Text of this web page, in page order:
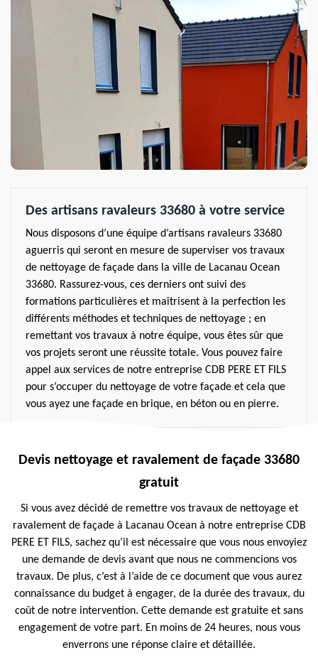
Des artisans ravaleurs 33680 à votre service
Nous disposons d’une équipe d’artisans ravaleurs 33680
aguerris qui seront en mesure de superviser vos travaux
de nettoyage de façade dans la ville de Lacanau Ocean
33680. Rassurez-vous, ces derniers ont suivi des
formations particulières et maîtrisent à la perfection les
différents méthodes et techniques de nettoyage ; en
remettant vos travaux à notre équipe, vous êtes sûr que
vos projets seront une réussite totale. Vous pouvez faire
appel aux services de notre entreprise CDB PERE ET FILS
pour s’occuper du nettoyage de votre façade et cela que
vous ayez une façade en brique, en béton ou en pierre.
Devis nettoyage et ravalement de façade 33680
gratuit
Si vous avez décidé de remettre vos travaux de nettoyage et
ravalement de façade à Lacanau Ocean à notre entreprise CDB
PERE ET FILS, sachez qu’il est nécessaire que vous nous envoyiez
une demande de devis avant que nous ne commencions vos
travaux. De plus, c’est à l’aide de ce document que vous aurez
connaissance du budget à engager, de la durée des travaux, du
coût de notre intervention. Cette demande est gratuite et sans
engagement de votre part. En moins de 24 heures, nous vous
enverrons une réponse claire et détaillée.